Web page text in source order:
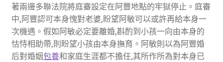
著兩邊多聯法院將庭審設定在阿豐地點的牢獄停止。庭審
中,阿豐認可本身愧對老婆,盼望阿敏可以或許再給本身一
次機遇。假如阿敏必定要離婚,斟酌到小孩一向由本身的
怙恃相助帶,則盼望小孩由本身撫育。阿敏則以為阿豐婚
后對婚姻包養和家庭生涯都不擔任,其所作所為對本身已